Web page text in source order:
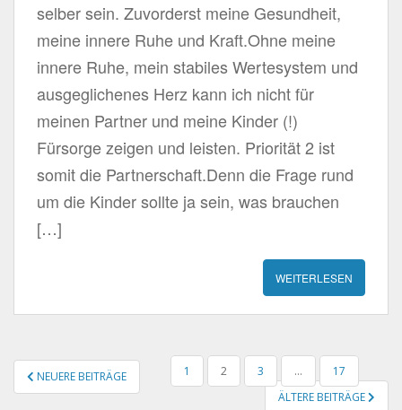
selber sein. Zuvorderst meine Gesundheit,
meine innere Ruhe und Kraft.Ohne meine
innere Ruhe, mein stabiles Wertesystem und
ausgeglichenes Herz kann ich nicht für
meinen Partner und meine Kinder (!)
Fürsorge zeigen und leisten. Priorität 2 ist
somit die Partnerschaft.Denn die Frage rund
um die Kinder sollte ja sein, was brauchen
[…]
WEITERLESEN
SEITENNUMMERIERUNG
DER
NEUERE BEITRÄGE 1 2 3 …
17
ÄLTERE BEITRÄGE